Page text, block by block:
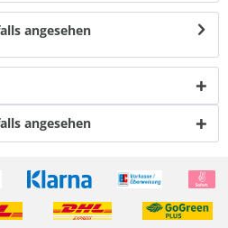
angesehen
angesehen